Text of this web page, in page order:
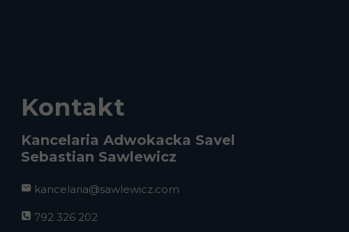
792 326 202
Kontakt
Kancelaria Adwokacka Savel
Sebastian Sawlewicz
kancelaria@sawlewicz.com